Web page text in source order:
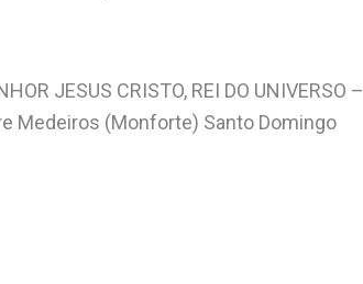
JESUS CRISTO, REI DO UNIVERSO –
Medeiros (Monforte) Santo Domingo